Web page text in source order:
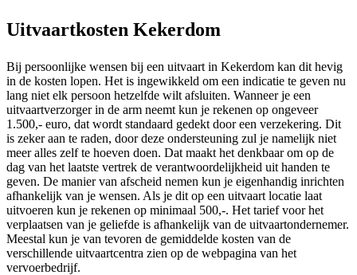
Uitvaartkosten Kekerdom
Bij persoonlijke wensen bij een uitvaart in Kekerdom kan dit hevig
in de kosten lopen. Het is ingewikkeld om een indicatie te geven nu
lang niet elk persoon hetzelfde wilt afsluiten. Wanneer je een
uitvaartverzorger in de arm neemt kun je rekenen op ongeveer
1.500,- euro, dat wordt standaard gedekt door een verzekering. Dit
is zeker aan te raden, door deze ondersteuning zul je namelijk niet
meer alles zelf te hoeven doen. Dat maakt het denkbaar om op de
dag van het laatste vertrek de verantwoordelijkheid uit handen te
geven. De manier van afscheid nemen kun je eigenhandig inrichten
afhankelijk van je wensen. Als je dit op een uitvaart locatie laat
uitvoeren kun je rekenen op minimaal 500,-. Het tarief voor het
verplaatsen van je geliefde is afhankelijk van de uitvaartondernemer.
Meestal kun je van tevoren de gemiddelde kosten van de
verschillende uitvaartcentra zien op de webpagina van het
vervoerbedrijf.